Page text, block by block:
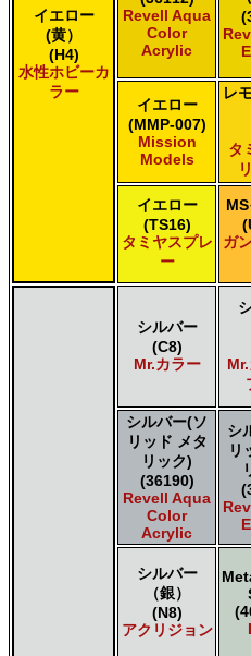
ガイアノーツ ガイア エナ
ガイアノーツ ガイアカラ
タミヤ タミヤ アクリル塗
タミヤ タミヤ アクリル塗
タミヤ タミヤ エアーモデ
タミヤ タミヤ エナメル塗
タミヤ タミヤ トップコ
タミヤ タミヤ ラッカー塗
タミヤ タミヤスプレー
タミヤ タミヤスプレー
ＧＳＩクレオス Mr.カラー
ＧＳＩクレオス Mr.カラー
ＧＳＩクレオス Mr.カラー
ＧＳＩクレオス Mr.カラ
ＧＳＩクレオス Mr.カラ
ＧＳＩクレオス Mr.カラ
ＧＳＩクレオス Mr.クリア
ＧＳＩクレオス Mr.クリ
ＧＳＩクレオス Mr.サー
ＧＳＩクレオス Mr.トップ
ＧＳＩクレオス Mr.メタ
ＧＳＩクレオス Mr.メタル
ＧＳＩクレオス アクリジ
ＧＳＩクレオス ガンダム
ＧＳＩクレオス ガンダム
ＧＳＩクレオス ガンダム
ＧＳＩクレオス 水性ホビ
イエロー
(黄）
(H4)
水性ホビーカ
ラー
Revell Aqua
Color
Acrylic
イエロー
(MMP-007)
Mission
Models
レ
タ
イエロー
(TS16)
タミヤスプレ
ー
ガ
シルバー
(C8)
Mr.カラー
シルバー(ソ
リッド メタ
リック)
(36190)
Revell Aqua
Color
Acrylic
シ
リ
シルバー
（銀）
(N8)
アクリジョン